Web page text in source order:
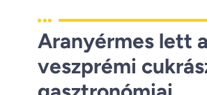
Aranyérmes lett a
veszprémi